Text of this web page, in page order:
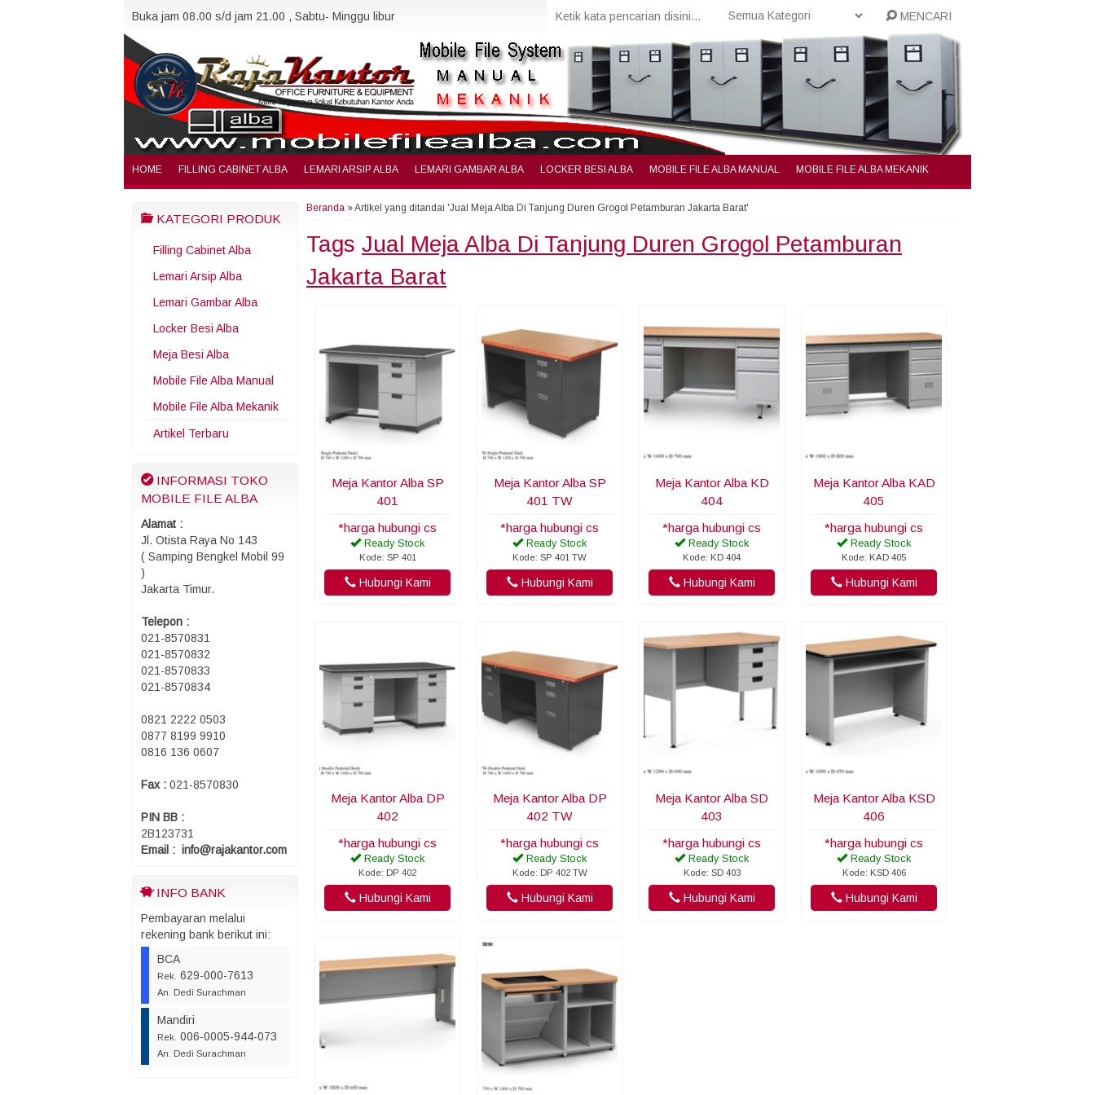
Buka jam 08.00 s/d jam 21.00 , Sabtu- Minggu libur MENCARI
HOME FILLING CABINET ALBA LEMARI ARSIP ALBA LEMARI GAMBAR ALBA LOCKER BESI ALBA MOBILE FILE ALBA MANUAL MOBILE FILE ALBA MEKANIK
KATEGORI PRODUK
Filling Cabinet Alba
Lemari Arsip Alba
Lemari Gambar Alba
Locker Besi Alba
Meja Besi Alba
Mobile File Alba Manual
Mobile File Alba Mekanik
Artikel Terbaru
INFORMASI TOKO
MOBILE FILE ALBA
Alamat :
Jl. Otista Raya No 143
( Samping Bengkel Mobil 99
)
Jakarta Timur.
Telepon :
021-8570831
021-8570832
021-8570833
021-8570834
0821 2222 0503
0877 8199 9910
0816 136 0607
Fax : 021-8570830
PIN BB :
2B123731
Email : info@rajakantor.com
INFO BANK
Pembayaran melalui
rekening bank berikut ini:
BCA
Rek. 629-000-7613
An. Dedi Surachman
Mandiri
Rek. 006-0005-944-073
An. Dedi Surachman
Beranda »Artikel yang ditandai 'Jual Meja Alba Di Tanjung Duren Grogol Petamburan Jakarta Barat'
Tags Jual Meja Alba Di Tanjung Duren Grogol Petamburan
Jakarta Barat
Meja Kantor Alba SP
401
*harga hubungi cs
Ready Stock
Kode: SP 401
Hubungi Kami
Meja Kantor Alba SP
401 TW
*harga hubungi cs
Ready Stock
Kode: SP 401 TW
Hubungi Kami
Meja Kantor Alba KD
404
*harga hubungi cs
Ready Stock
Kode: KD 404
Hubungi Kami
Meja Kantor Alba KAD
405
*harga hubungi cs
Ready Stock
Kode: KAD 405
Hubungi Kami
Meja Kantor Alba DP
402
*harga hubungi cs
Ready Stock
Kode: DP 402
Hubungi Kami
Meja Kantor Alba DP
402 TW
*harga hubungi cs
Ready Stock
Kode: DP 402 TW
Hubungi Kami
Meja Kantor Alba SD
403
*harga hubungi cs
Ready Stock
Kode: SD 403
Hubungi Kami
Meja Kantor Alba KSD
406
*harga hubungi cs
Ready Stock
Kode: KSD 406
Hubungi Kami